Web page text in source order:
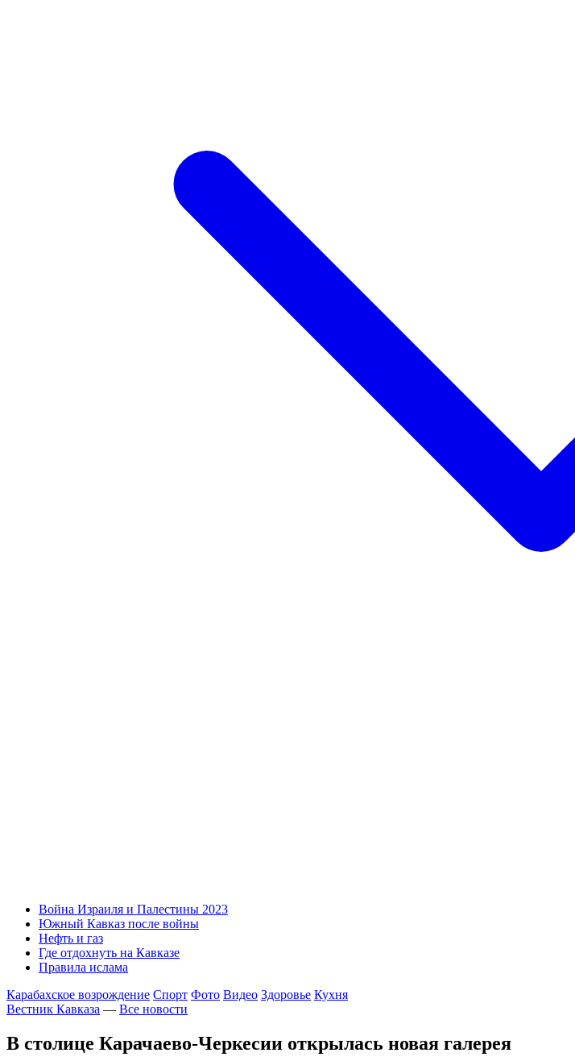
Война Израиля и Палестины 2023
Южный Кавказ после войны
Нефть и газ
Где отдохнуть на Кавказе
Правила ислама
Карабахское возрождение Спорт Фото Видео Здоровье Кухня
Вестник Кавказа — Все новости
В столице Карачаево-Черкесии открылась новая галерея